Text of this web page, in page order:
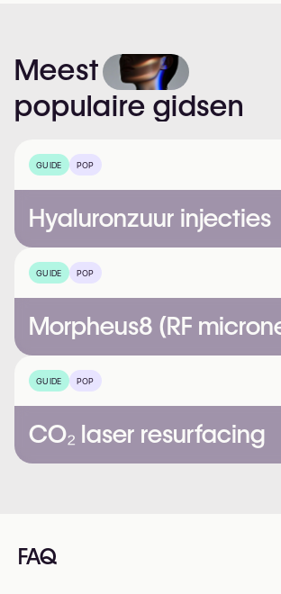
Meest
populaire gidsen
GUIDE POP
Hyaluronzuur injecties
GUIDE POP
Morpheus8 (RF
GUIDE POP
CO₂ laser resurfacing
FAQ